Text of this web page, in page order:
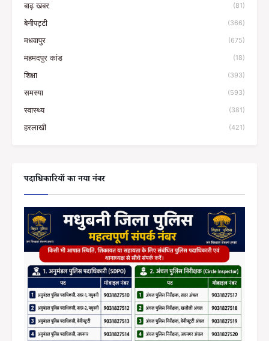
बाढ़ खबर (81)
बेनीपट्टी (366)
मधवापुर (675)
महमदपुर कांड (18)
शिक्षा (393)
समस्या (593)
स्वास्थ्य (381)
हरलाखी (421)
पदाधिकारियों का नया नंबर